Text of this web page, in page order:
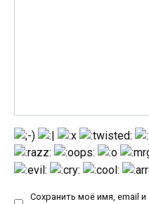
Сохранить моё имя, email